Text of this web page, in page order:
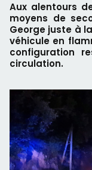
Aux alentours
moyens de
George juste à
véhicule en
configuration
circulation.